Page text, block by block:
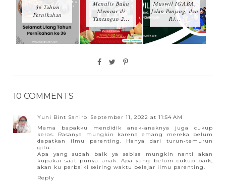
36 Tahun
Pernikahan
Menulis Buku
Memoar di
Tantangan 2...
Muswil IGABA,
Jalan Panjang, dan
Ri...
10 COMMENTS
Yuni Bint Saniro
September 11, 2022 at 11:54 AM
Mama bapakku mendidik anak-anaknya juga cukup
keras. Rasanya mungkin karena emang mereka belum
dapatkan ilmu parenting. Hanya dari turun-temurun
gitu.
Apa yang sudah baik ya sebisa mungkin nanti akan
kupakai saat punya anak. Apa yang belum cukup baik,
akan ku perbaiki seiring waktu belajar ilmu parenting.
Reply